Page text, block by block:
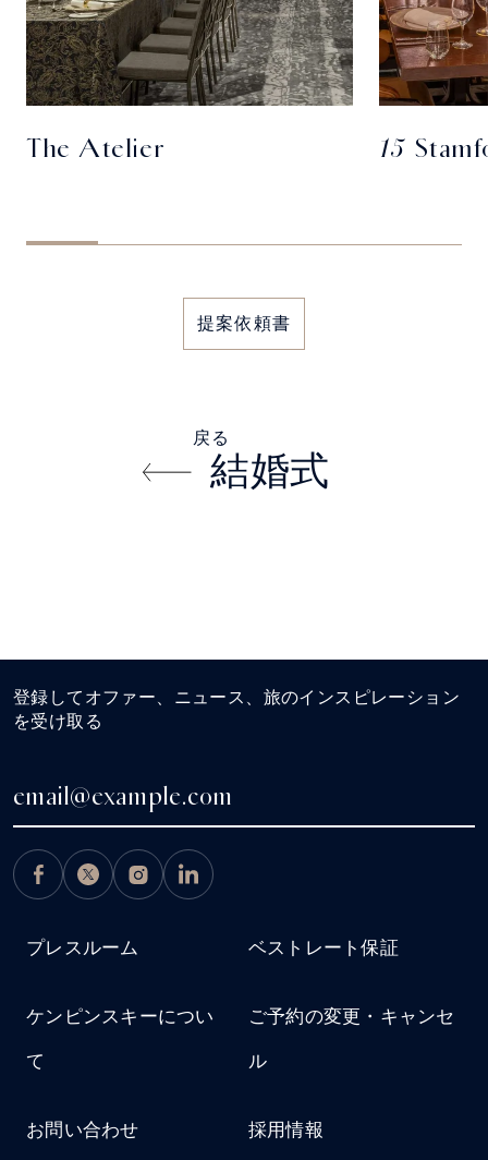
The Atelier 15
提案依頼書
戻る
結婚式
プレスルーム
ケンピンスキーについ
て
お問い合わせ
ベストレート保証
ご予約の変更・キャンセ
ル
採用情報
登録してオファー、ニュース、旅のインスピレーション
を受け取る